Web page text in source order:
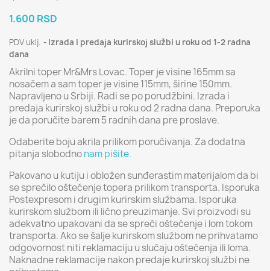
1.600 RSD
PDV uklj.
Izrada i predaja kurirskoj službi u roku od 1-2 radna
dana
Akrilni toper Mr&Mrs Lovac. Toper je visine 165mm sa
nosačem a sam toper je visine 115mm, širine 150mm.
Napravljeno u Srbiji. Radi se po porudžbini. Izrada i
predaja kurirskoj službi u roku od 2 radna dana. Preporuka
je da poručite barem 5 radnih dana pre proslave.
Odaberite boju akrila prilikom poručivanja. Za dodatna
pitanja slobodnonam pišite.
Pakovano u kutiju i obložen sunđerastim materijalom da bi
se sprečilo oštećenje topera prilikom transporta. Isporuka
Postexpresom i drugim kurirskim službama. Isporuka
kurirskom službom ili lično preuzimanje. Svi proizvodi su
adekvatno upakovani da se spreči oštećenje i lom tokom
transporta. Ako se šalje kurirskom službom ne prihvatamo
odgovornost niti reklamaciju u slučaju oštećenja ili loma.
Naknadne reklamacije nakon predaje kurirskoj službi ne